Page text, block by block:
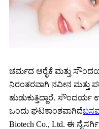
ಚರ್ಮದ ಆರೈಕೆ ಮತ್ತು
ನಿರಂತರವಾಗಿ ನವೀನ ಮತ್ತು
ಹುಡುಕುತ್ತಿದ್ದಾರೆ.
ಒಂದು ಘಟಕಾಂಶವಾಗಿದೆ
Biotech Co., Ltd. ಈ